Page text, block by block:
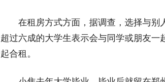
在租房方式方面，据调查，选择与别
超过六成的大学生表示会与同学或朋友一
起合租。